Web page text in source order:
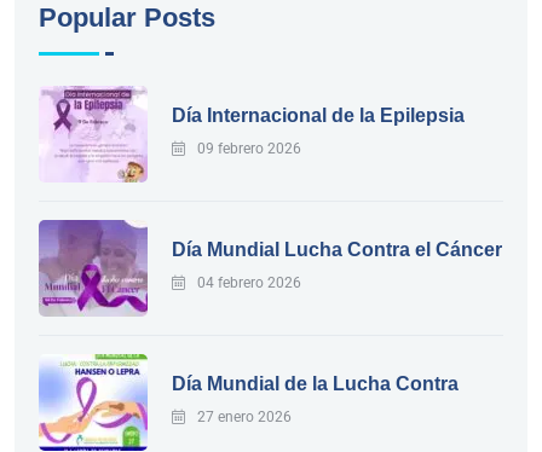
Popular Posts
Día Internacional de la Epilepsia
09 febrero 2026
Día Mundial Lucha Contra el Cáncer
04 febrero 2026
Día Mundial de la Lucha Contra
27 enero 2026